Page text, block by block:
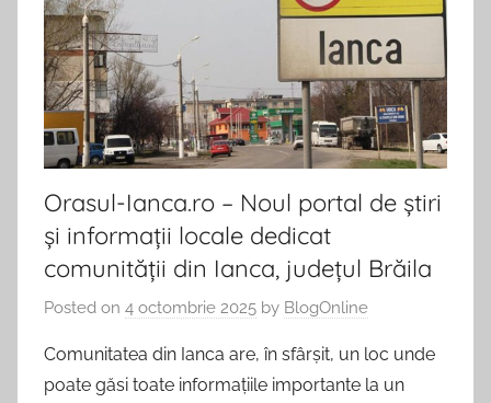
tot
ce
te
intereseaza.
Comunicate
Presa,
Promovare
Afaceri
Articole
SEO.Orasul-Ianca.ro – Noul portal de știri
și informații locale dedicat
comunității din Ianca, județul Brăila
Posted on 4 octombrie 2025 by BlogOnline
Comunitatea din Ianca are, în sfârșit, un loc unde
poate găsi toate informațiile importante la un